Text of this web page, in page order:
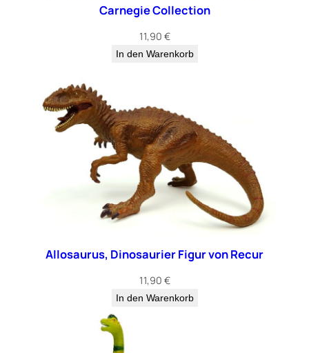
Carnegie Collection
11,90 €
In den Warenkorb
Allosaurus, Dinosaurier Figur von Recur
11,90 €
In den Warenkorb